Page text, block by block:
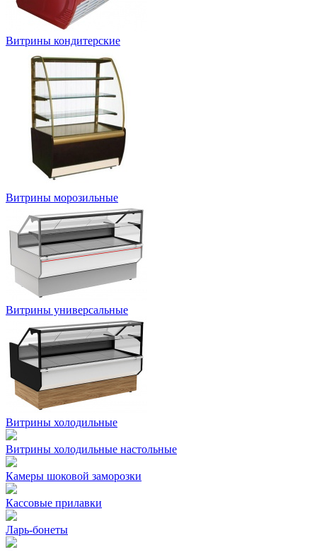
Витрины кондитерские
Витрины морозильные
Витрины универсальные
Витрины холодильные
Витрины холодильные настольные
Камеры шоковой заморозки
Кассовые прилавки
Ларь-бонеты